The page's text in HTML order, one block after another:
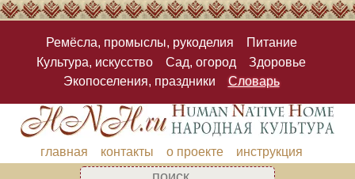
Ремёсла, промыслы, рукоделия
Питание
Культура, искусство
Сад, огород
Здоровье
Экопоселения, праздники
Словарь
главная контакты о проекте инструкция